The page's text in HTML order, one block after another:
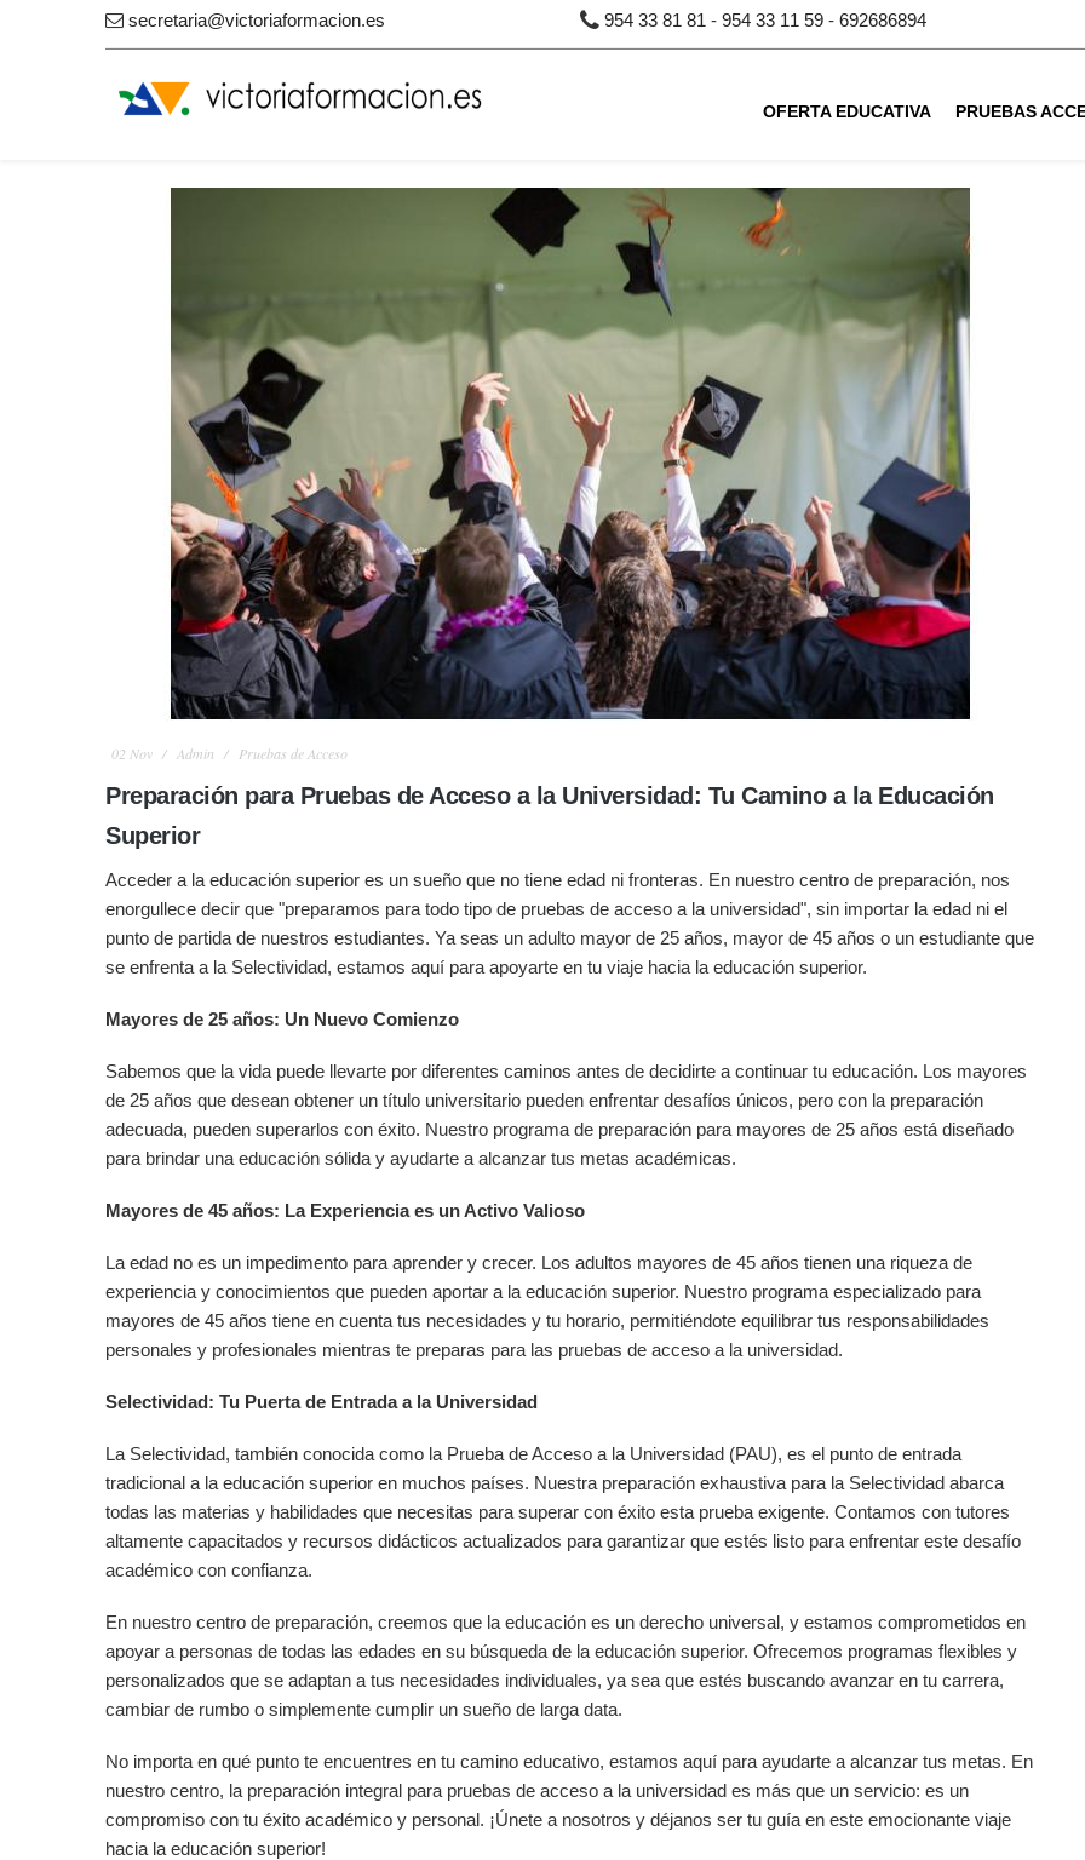
secretaria@victoriaformacion.es 954 33 81 81 - 954 33 11 59 - 692686894
OFERTA EDUCATIVA PRUEBAS
02 Nov Admin Pruebas de Acceso
Preparación para Pruebas de Acceso a la Universidad: Tu Camino a la Educación
Superior
Acceder a la educación superior es un sueño que no tiene edad ni fronteras. En nuestro centro de preparación, nos
enorgullece decir que "preparamos para todo tipo de pruebas de acceso a la universidad", sin importar la edad ni el
punto de partida de nuestros estudiantes. Ya seas un adulto mayor de 25 años, mayor de 45 años o un estudiante que
se enfrenta a la Selectividad, estamos aquí para apoyarte en tu viaje hacia la educación superior.
Mayores de 25 años: Un Nuevo Comienzo
Sabemos que la vida puede llevarte por diferentes caminos antes de decidirte a continuar tu educación. Los mayores
de 25 años que desean obtener un título universitario pueden enfrentar desafíos únicos, pero con la preparación
adecuada, pueden superarlos con éxito. Nuestro programa de preparación para mayores de 25 años está diseñado
para brindar una educación sólida y ayudarte a alcanzar tus metas académicas.
Mayores de 45 años: La Experiencia es un Activo Valioso
La edad no es un impedimento para aprender y crecer. Los adultos mayores de 45 años tienen una riqueza de
experiencia y conocimientos que pueden aportar a la educación superior. Nuestro programa especializado para
mayores de 45 años tiene en cuenta tus necesidades y tu horario, permitiéndote equilibrar tus responsabilidades
personales y profesionales mientras te preparas para las pruebas de acceso a la universidad.
Selectividad: Tu Puerta de Entrada a la Universidad
La Selectividad, también conocida como la Prueba de Acceso a la Universidad (PAU), es el punto de entrada
tradicional a la educación superior en muchos países. Nuestra preparación exhaustiva para la Selectividad abarca
todas las materias y habilidades que necesitas para superar con éxito esta prueba exigente. Contamos con tutores
altamente capacitados y recursos didácticos actualizados para garantizar que estés listo para enfrentar este desafío
académico con confianza.
En nuestro centro de preparación, creemos que la educación es un derecho universal, y estamos comprometidos en
apoyar a personas de todas las edades en su búsqueda de la educación superior. Ofrecemos programas flexibles y
personalizados que se adaptan a tus necesidades individuales, ya sea que estés buscando avanzar en tu carrera,
cambiar de rumbo o simplemente cumplir un sueño de larga data.
No importa en qué punto te encuentres en tu camino educativo, estamos aquí para ayudarte a alcanzar tus metas. En
nuestro centro, la preparación integral para pruebas de acceso a la universidad es más que un servicio: es un
compromiso con tu éxito académico y personal. ¡Únete a nosotros y déjanos ser tu guía en este emocionante viaje
hacia la educación superior!